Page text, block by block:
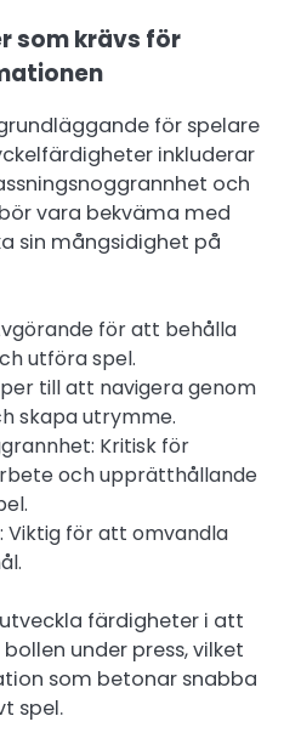
som krävs för
för spelare
inkluderar
och
vara bekväma med
sin mångsidighet på
för att behålla
utföra spel.
till att navigera genom
skapa utrymme.
Kritisk för
och upprätthållande
Viktig för att omvandla
färdigheter i att
under press, vilket
som betonar snabba
spel.